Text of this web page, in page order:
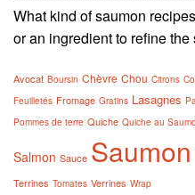
What kind of saumon
or an ingredient to refine the
Avocat Boursin Chèvre Chou Citrons
Feuilletés Fromage Gratins Lasagnes
Pommes de terre Quiche Quiche au
Salmon Sauce
Terrines Tomates Verrines Wrap